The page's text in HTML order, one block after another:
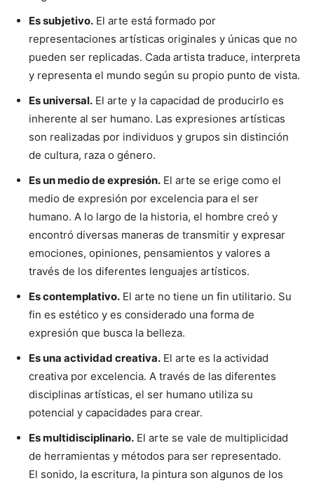
Es subjetivo. El arte está formado por
representaciones artísticas originales y únicas que no
pueden ser replicadas. Cada artista traduce, interpreta
y representa el mundo según su propio punto de vista.
Es universal. El arte y la capacidad de producirlo es
inherente al ser humano. Las expresiones artísticas
son realizadas por individuos y grupos sin distinción
de cultura, raza o género.
Es un medio de expresión. El arte se erige como el
medio de expresión por excelencia para el ser
humano. A lo largo de la historia, el hombre creó y
encontró diversas maneras de transmitir y expresar
emociones, opiniones, pensamientos y valores a
través de los diferentes lenguajes artísticos.
Es contemplativo. El arte no tiene un fin utilitario. Su
fin es estético y es considerado una forma de
expresión que busca la belleza.
Es una actividad creativa. El arte es la actividad
creativa por excelencia. A través de las diferentes
disciplinas artísticas, el ser humano utiliza su
potencial y capacidades para crear.
Es multidisciplinario. El arte se vale de multiplicidad
de herramientas y métodos para ser representado.
El sonido, la escritura, la pintura son algunos de los